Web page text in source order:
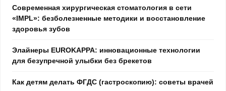
Современная хирургическая стоматология в сети
«IMPL»: безболезненные методики и восстановление
здоровья зубов
Элайнеры EUROKAPPA: инновационные технологии
для безупречной улыбки без брекетов
Как детям делать ФГДС (гастроскопию): советы врачей